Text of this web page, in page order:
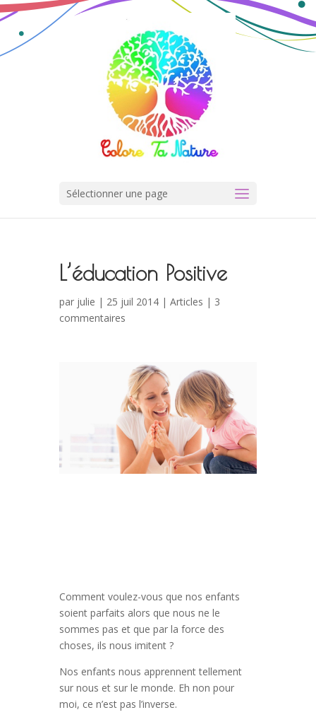
Sélectionner une page
L’éducation Positive
par julie | 25 juil 2014 | Articles | 3
commentaires
Comment voulez-vous que nos enfants
soient parfaits alors que nous ne le
sommes pas et que par la force des
choses, ils nous imitent ?
Nos enfants nous apprennent tellement
sur nous et sur le monde. Eh non pour
moi, ce n’est pas l’inverse.